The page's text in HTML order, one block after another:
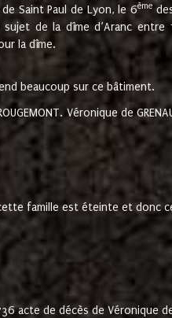
de Saint Paul de Lyon, le 6ème
de la dîme d’Aranc entre
la dîme.
beaucoup sur ce bâtiment.
Véronique de
famille est éteinte et donc
acte de décès de Véronique de